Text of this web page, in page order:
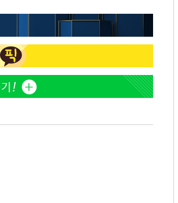
2
축구협회, 15년 전 심판 성 접대 파문에 "현
재는 내부 지침 준수"
3
김지수, '여행사 대표' 변신 근황 "가볼 만하
니…"
4
축구협회 '성접대' 감사보고서 나왔다…월드
5
[속보] 뉴욕증시, 혼조 출발…나스닥